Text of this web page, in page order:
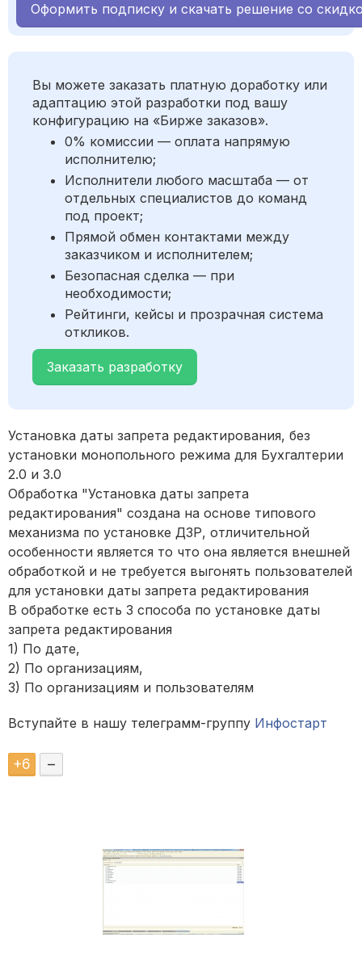
Оформить подписку и скачать решение со
Вы можете заказать платную доработку или
адаптацию этой разработки под вашу
конфигурацию на «Бирже заказов».
0% комиссии — оплата напрямую
исполнителю;
Исполнители любого масштаба — от
отдельных специалистов до команд
под проект;
Прямой обмен контактами между
заказчиком и исполнителем;
Безопасная сделка — при
необходимости;
Рейтинги, кейсы и прозрачная система
откликов.
Заказать разработку
Установка даты запрета редактирования, без
установки монопольного режима для Бухгалтерии
2.0 и 3.0
Обработка "Установка даты запрета
редактирования" создана на основе типового
механизма по установке ДЗР, отличительной
особенности является то что она является внешней
обработкой и не требуется выгонять пользователей
для установки даты запрета редактирования
В обработке есть 3 способа по установке даты
запрета редактирования
1) По дате,
2) По организациям,
3) По организациям и пользователям
Вступайте в нашу телеграмм-группу Инфостарт
+6 –